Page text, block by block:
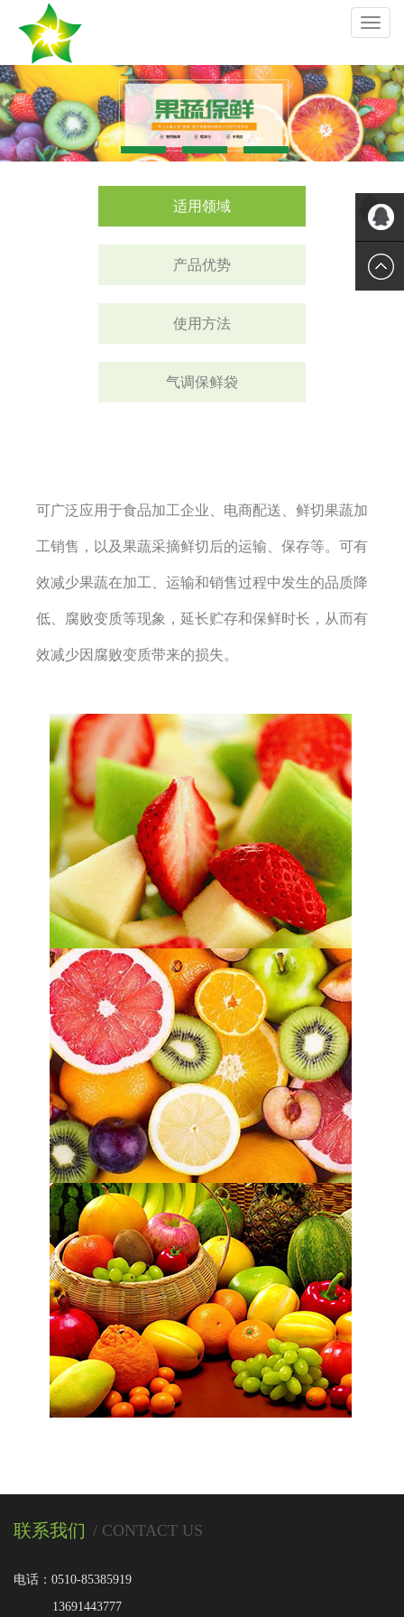
切
换
航
QQ
适用领域
产品优势
使用方法
气调保鲜袋
可广泛应用于食品加工企业、电商配送、鲜切果蔬加
工销售，以及果蔬采摘鲜切后的运输、保存等。可有
效减少果蔬在加工、运输和销售过程中发生的品质降
低、腐败变质等现象，延长贮存和保鲜时长，从而有
效减少因腐败变质带来的损失。
联系我们 / CONTACT US
电话：0510-85385919
13691443777